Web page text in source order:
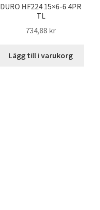
DURO HF224 15×6-6 4PR
TL
734,88 kr
Lägg till i varukorg